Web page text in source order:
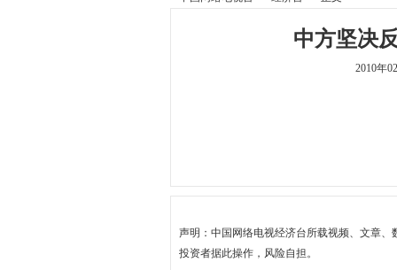
中方坚决
2010年
声明：中国网络电视经济台所载视频、文章
投资者据此操作，风险自担。